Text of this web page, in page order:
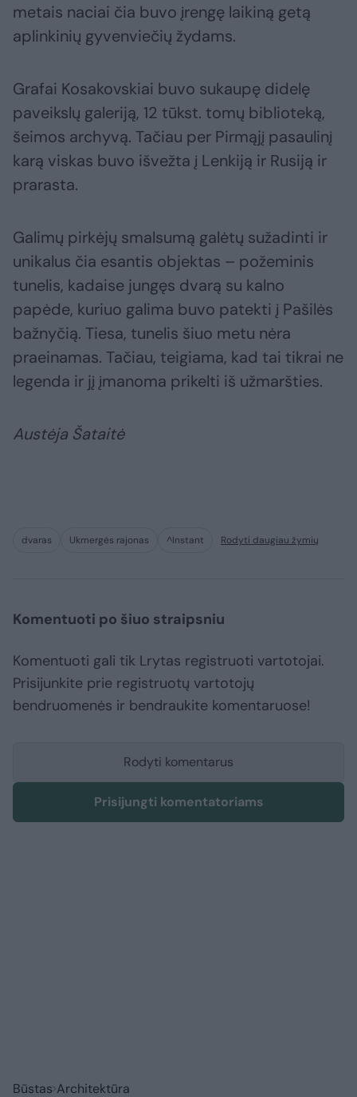
metais naciai čia buvo įrengę laikiną getą
aplinkinių gyvenviečių žydams.
Grafai Kosakovskiai buvo sukaupę didelę
paveikslų galeriją, 12 tūkst. tomų biblioteką,
šeimos archyvą. Tačiau per Pirmąjį pasaulinį
karą viskas buvo išvežta į Lenkiją ir Rusiją ir
prarasta.
Galimų pirkėjų smalsumą galėtų sužadinti ir
unikalus čia esantis objektas – požeminis
tunelis, kadaise jungęs dvarą su kalno
papėde, kuriuo galima buvo patekti į Pašilės
bažnyčią. Tiesa, tunelis šiuo metu nėra
praeinamas. Tačiau, teigiama, kad tai tikrai ne
legenda ir jį įmanoma prikelti iš užmaršties.
Austėja Šataitė
dvaras Ukmergės rajonas ^Instant Rodyti daugiau žymių
Komentuoti po šiuo straipsniu
Komentuoti gali tik Lrytas registruoti vartotojai.
Prisijunkite prie registruotų vartotojų
bendruomenės ir bendraukite komentaruose!
Rodyti komentarus
Prisijungti komentatoriams
Būstas Architektūra